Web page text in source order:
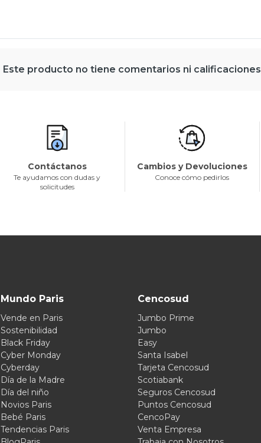
Este producto no tiene comentarios ni calificaciones
Contáctanos
Te ayudamos con dudas y
solicitudes
Cambios y Devoluciones
Conoce cómo pedirlos
Mundo Paris
Vende en Paris
Sostenibilidad
Black Friday
Cyber Monday
Cyberday
Día de la Madre
Día del niño
Novios Paris
Bebé Paris
Tendencias Paris
Cencosud
Jumbo Prime
Jumbo
Easy
Santa Isabel
Tarjeta Cencosud
Scotiabank
Seguros Cencosud
Puntos Cencosud
CencoPay
Venta Empresa